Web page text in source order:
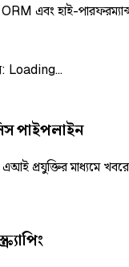
এবং হাই-পারফরম্যান্স
: Loading...
পাইপলাইন
প্রযুক্তির মাধ্যমে